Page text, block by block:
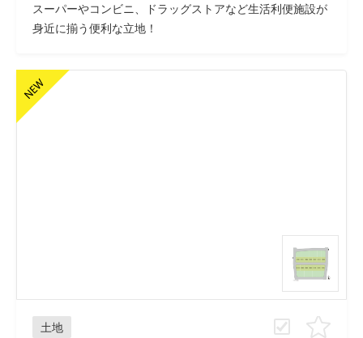
スーパーやコンビニ、ドラッグストアなど生活利便施設が
身近に揃う便利な立地！
土地